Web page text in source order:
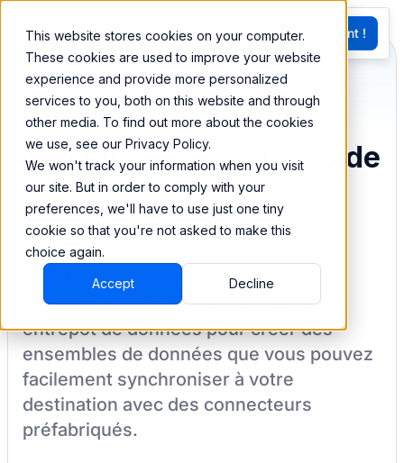
This website stores cookies on your computer.
These cookies are used to improve your website
experience and provide more personalized
services to you, both on this website and through
other media. To find out more about the cookies
we use, see our Privacy Policy.
We won't track your information when you visit
our site. But in order to comply with your
preferences, we'll have to use just one tiny
cookie so that you're not asked to make this
choice again.
Accept Decline
EN
G
Essayez Maintenant !
Synchronisez et
combinez les données de
Concord
BEEM vous permet de charger vos
données à partir deConcorddans un
entrepôt de données pour créer des
ensembles de données que vous pouvez
facilement synchroniser à votre
destination avec des connecteurs
préfabriqués.